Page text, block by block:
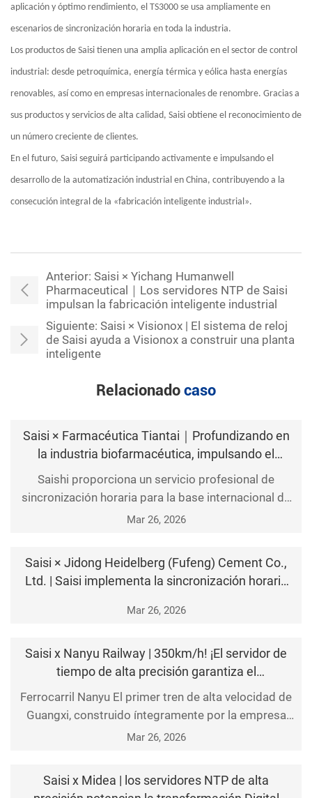
aplicación y óptimo rendimiento, el TS3000 se usa ampliamente en
escenarios de sincronización horaria en toda la industria.
Los productos de Saisi tienen una amplia aplicación en el sector de control
industrial: desde petroquímica, energía térmica y eólica hasta energías
renovables, así como en empresas internacionales de renombre. Gracias a
sus productos y servicios de alta calidad, Saisi obtiene el reconocimiento de
un número creciente de clientes.
En el futuro, Saisi seguirá participando activamente e impulsando el
desarrollo de la automatización industrial en China, contribuyendo a la
consecución integral de la «fabricación inteligente industrial».
Anterior: Saisi × Yichang Humanwell
Pharmaceutical｜Los servidores NTP de Saisi
impulsan la fabricación inteligente industrial
Siguiente: Saisi × Visionox | El sistema de reloj
de Saisi ayuda a Visionox a construir una planta
inteligente
Relacionado caso
Saisi × Farmacéutica Tiantai｜Profundizando en
la industria biofarmacéutica, impulsando el
aumento de producción y eficiencia de la base
internacional de I+D y producción de APIs!
Saishi proporciona un servicio profesional de
sincronización horaria para la base internacional de
I+D y producción de APIs de Zhejiang Tiantai
su negocio CRO&C
Mar 26, 2026
Saisi × Jidong Heidelberg (Fufeng) Cement Co.,
Ltd. | Saisi implementa la sincronización horaria
Fufeng Cemento!
Mar 26, 2026
Saisi x Nanyu Railway | 350km/h! ¡El servidor de
tiempo de alta precisión garantiza el
funcionamiento seguro y sin problemas del Nan
Yu Railway!
Ferrocarril Nanyu El primer tren de alta velocidad de
Guangxi, construido íntegramente por la empresa
local, con una velocidad de 350 km/h. La línea
Guan
Mar 26, 2026
Saisi x Midea | los servidores NTP de alta